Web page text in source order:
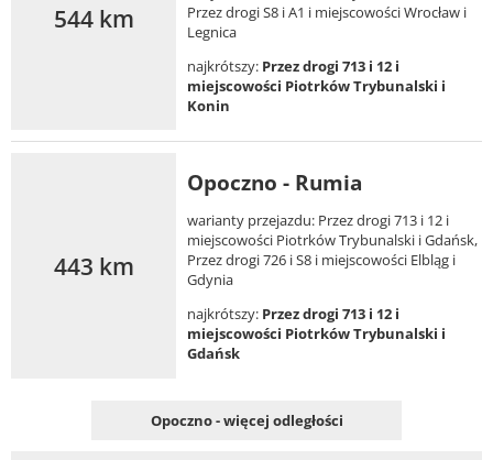
544 km
Przez drogi S8 i A1 i miejscowości Wrocław i
Legnica
najkrótszy: Przez drogi 713 i 12 i
miejscowości Piotrków Trybunalski i
Konin
443 km
Opoczno - Rumia
warianty przejazdu: Przez drogi 713 i 12 i
miejscowości Piotrków Trybunalski i Gdańsk,
Przez drogi 726 i S8 i miejscowości Elbląg i
Gdynia
najkrótszy: Przez drogi 713 i 12 i
miejscowości Piotrków Trybunalski i
Gdańsk
Opoczno - więcej odległości